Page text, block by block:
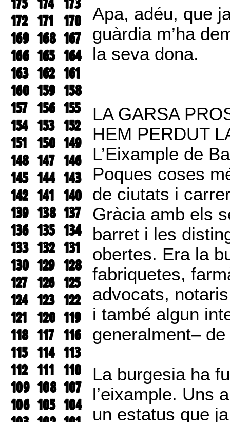
172 171 170
169 168 167
166 165 164
163 162 161
160 159 158
157 156 155
154 153 152
151
150 149
148 147 146
145 144 143
142 141 140
139 138 137
136 135 134
133 132 131
130 129 128
127 126 125
124 123 122
121
120 119
118 117 116
115 114 113
112 111 110
109 108 107
106 105 104
Apa, adéu, que
guàrdia m’ha
la seva dona.
LA GARSA
HEM PERDUT
L’Eixample de
Poques coses
de ciutats i
Gràcia amb els
barret i les
obertes. Era la
fabriquetes,
advocats,
i també algun
generalment–
La burgesia ha
l’eixample. Uns
un estatus que